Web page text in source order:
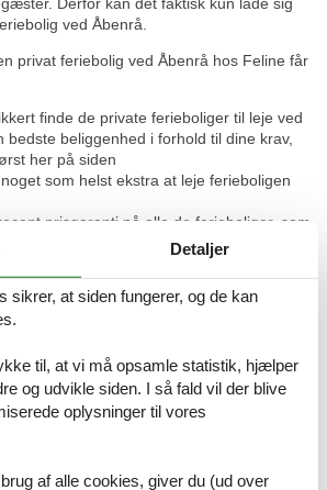
ved Åbenrå.
privat feriebolig ved Åbenrå hos Feline får
finde de private ferieboliger til leje ved
bedste beliggenhed i forhold til dine krav,
her på siden
som helst ekstra at leje ferieboligen
prisgaranti på alle de ferieboliger, som
er vores kundeafdeling til hver en tid klar
at tilkøbe slutrengøring hvis ikke I selv gider
skulle være ude
til leje ved Åbenrå her
ved Åbenrå - gratis fordele for
feriebolig ved Åbenrå hos Feline betaler du
Detaljer
sikrer, at siden fungerer, og de kan
til, at vi må opsamle statistik, hjælper
og udvikle siden. I så fald vil der blive
oplysninger til vores
af alle cookies, giver du (ud over